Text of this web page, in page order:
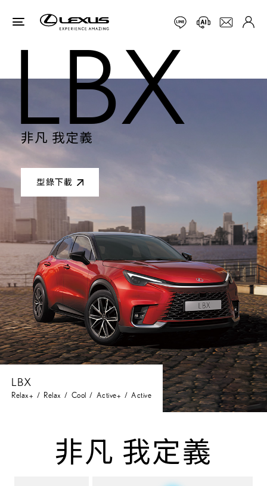
LBX
非凡 我定義
LBX
非凡 我定義
型錄下載
LBX
Relax+ Relax Cool Active+ Active
非凡 我定義